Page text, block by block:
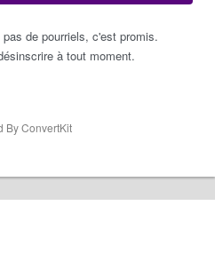
de pourriels, c'est promis.
à tout moment.
By ConvertKit